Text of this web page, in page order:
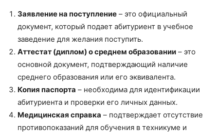
Заявление на поступление – это официальный
документ, который подает абитуриент в учебное
заведение для желания поступить.
Аттестат (диплом) о среднем образовании – это
основной документ, подтверждающий наличие
среднего образования или его эквивалента.
Копия паспорта – необходима для идентификации
абитуриента и проверки его личных данных.
Медицинская справка – подтверждает отсутствие
противопоказаний для обучения в техникуме и